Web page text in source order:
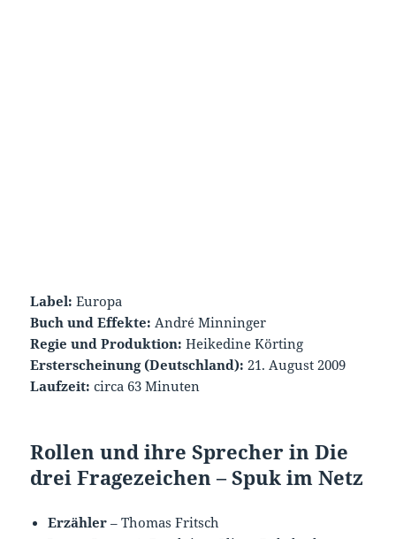
Label: Europa
Buch und Effekte: André Minninger
Regie und Produktion: Heikedine Körting
Ersterscheinung (Deutschland): 21. August 2009
Laufzeit: circa 63 Minuten
Rollen und ihre Sprecher in Die
drei Fragezeichen – Spuk im Netz
Erzähler – Thomas Fritsch